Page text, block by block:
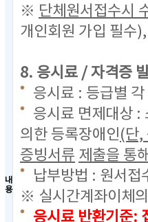
내
용
※ 단체원서접수시
개인회원 가입 필수
8. 응시료 / 자격증
응시료 : 등급별
응시료 면제대상 :
의한 등록장애인(단,
증빙서류 제출을 통
납부방법 : 원서접
※ 실시간계좌이체
응시료 반환기준: